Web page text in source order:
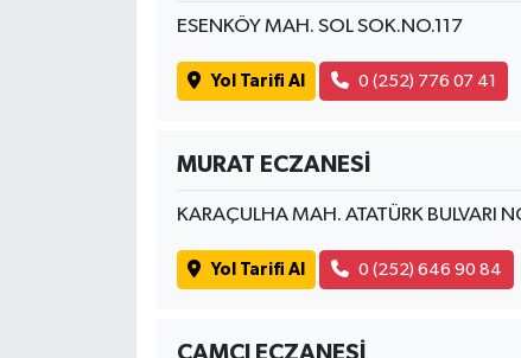
ESENKÖY MAH. SOL SOK.NO.117
Yol Tarifi Al 0 (252) 776 07 41
MURAT ECZANESİ
KARAÇULHA MAH. ATATÜRK BULVARI
Yol Tarifi Al 0 (252) 646 90 84